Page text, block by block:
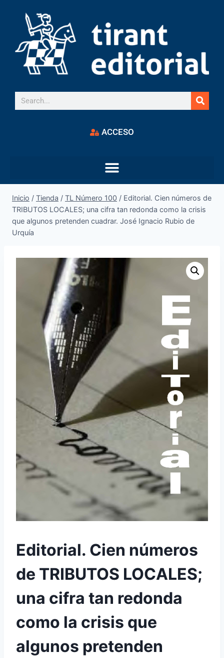
ACCESO
Inicio / Tienda / TL Número 100 / Editorial. Cien números de
TRIBUTOS LOCALES; una cifra tan redonda como la crisis
que algunos pretenden cuadrar. José Ignacio Rubio de
Urquía
Editorial. Cien números
de TRIBUTOS LOCALES;
una cifra tan redonda
como la crisis que
algunos pretenden